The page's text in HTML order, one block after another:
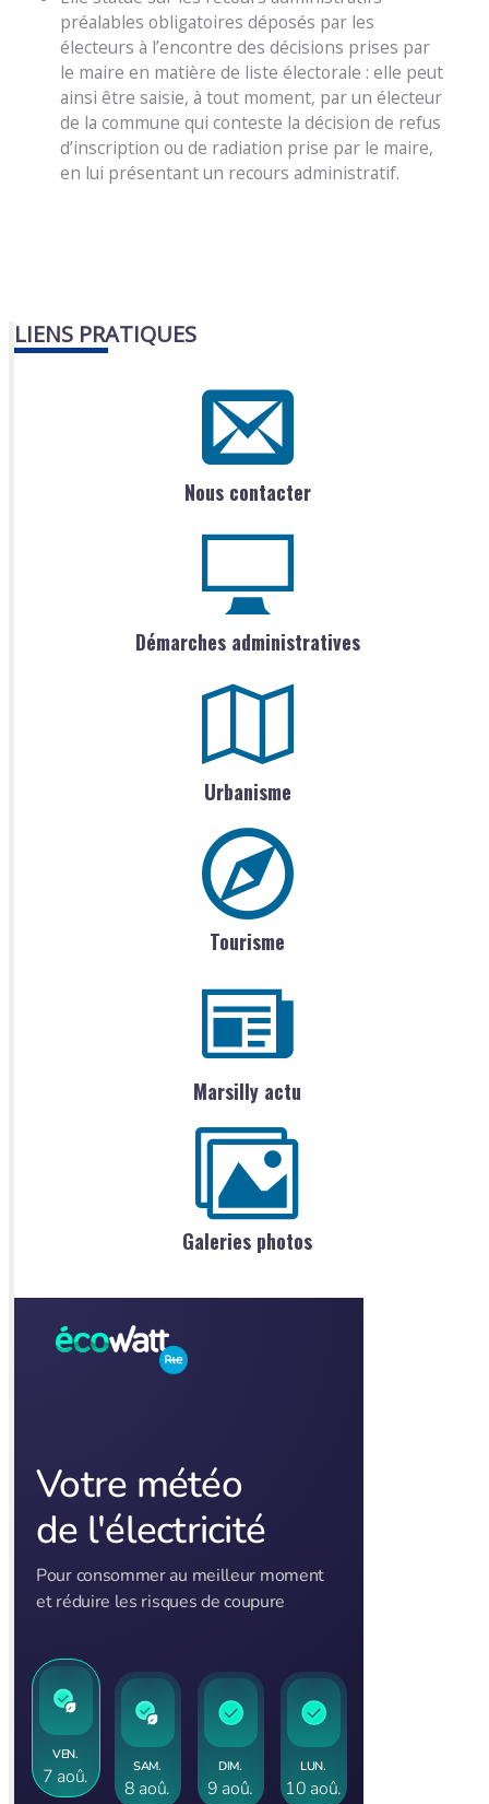
préalables obligatoires déposés par les
électeurs à l’encontre des décisions prises par
le maire en matière de liste électorale : elle peut
ainsi être saisie, à tout moment, par un électeur
de la commune qui conteste la décision de refus
d’inscription ou de radiation prise par le maire,
en lui présentant un recours administratif.
LIENS PRATIQUES
Nous contacter
Démarches administratives
Urbanisme
Tourisme
Marsilly actu
Galeries photos